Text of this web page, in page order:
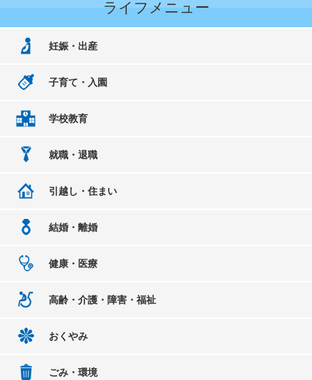
ライフメニュー
妊娠・出産
子育て・入園
学校教育
就職・退職
引越し・住まい
結婚・離婚
健康・医療
高齢・介護・障害・福祉
おくやみ
ごみ・環境